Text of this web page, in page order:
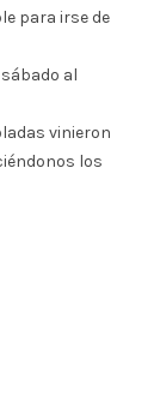
para irse de
al
vinieron
los